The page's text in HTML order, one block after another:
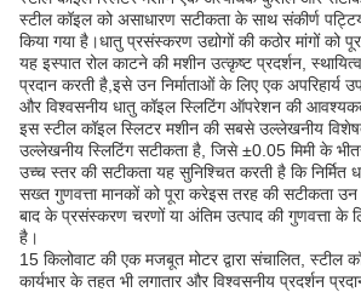
स्टील कॉइल को असाधारण सटीकता के साथ संकीर्ण
किया गया है।धातु प्रसंस्करण उद्योगों की कठोर मांगों को
यह इस्पात रोल काटने की मशीन उत्कृष्ट प्रदर्शन,
प्रदान करती है,इसे उन निर्माताओं के लिए एक अपरिहार्य
और विश्वसनीय धातु कॉइल स्लिटिंग ऑपरेशन की
इस स्टील कॉइल स्लिटर मशीन की सबसे उल्लेखनीय
उल्लेखनीय स्लिटिंग सटीकता है, जिसे ±0.05 मिमी के
उच्च स्तर की सटीकता यह सुनिश्चित करती है कि निर्मित
सख्त गुणवत्ता मानकों को पूरा करेइस तरह की सटीकता उन
बाद के प्रसंस्करण चरणों या अंतिम उत्पाद की गुणवत्ता के
है।
15 किलोवाट की एक मजबूत मोटर द्वारा संचालित, स्टील
कार्यभार के तहत भी लगातार और विश्वसनीय प्रदर्शन